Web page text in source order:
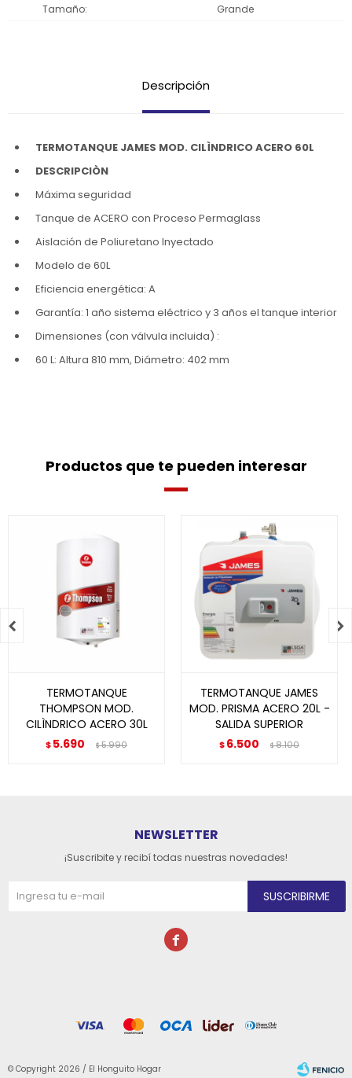
Tamaño
Grande
Descripción
TERMOTANQUE JAMES MOD. CILÌNDRICO ACERO 60L
DESCRIPCIÒN
Máxima seguridad
Tanque de ACERO con Proceso Permaglass
Aislación de Poliuretano Inyectado
Modelo de 60L
Eficiencia energética: A
Garantía: 1 año sistema eléctrico y 3 años el tanque interior
Dimensiones (con válvula incluida) :
60 L: Altura 810 mm, Diámetro: 402 mm
Productos que te pueden interesar
TERMOTANQUE
THOMPSON MOD.
CILÌNDRICO ACERO 30L
$5.690 $5.990
TERMOTANQUE JAMES
MOD. PRISMA ACERO 20L -
SALIDA SUPERIOR
$6.500 $8.100
 
NEWSLETTER
¡Suscribite y recibí todas nuestras novedades!
SUSCRIBIRME

© Copyright 2026 / El Honguito Hogar